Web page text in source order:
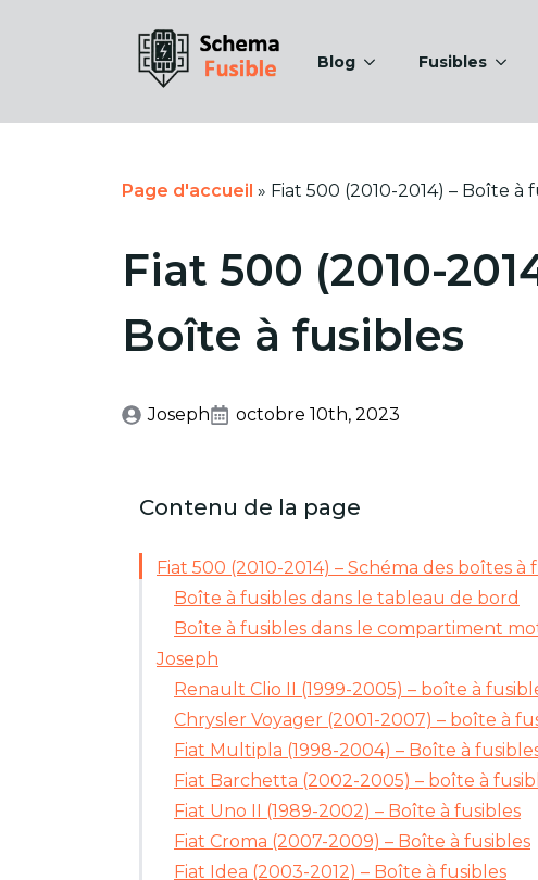
Blog Fusibles
Page d'accueil » Fiat 500 (2010-2014) – Boîte à
Fiat 500 (2010-
Boîte à fusibles
Joseph octobre 10th, 2023
Contenu de la page
Fiat 500 (2010-2014) – Schéma des boîtes à
Boîte à fusibles dans le tableau de bord
Boîte à fusibles dans le compartiment
Joseph
Renault Clio II (1999-2005) – boîte à
Chrysler Voyager (2001-2007) – boîte à
Fiat Multipla (1998-2004) – Boîte à
Fiat Barchetta (2002-2005) – boîte à
Fiat Uno II (1989-2002) – Boîte à fusibles
Fiat Croma (2007-2009) – Boîte à fusibles
Fiat Idea (2003-2012) – Boîte à fusibles